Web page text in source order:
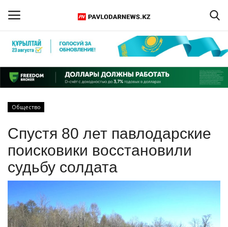
Регистрация
Главная
ПАВЛОДАРСКАЯ ОБЛАСТЬ
КАЗАХСТАН
СПЕЦПРОЕКТЫ
Общество
Спустя 80 лет павлодарские
поисковики восстановили
судьбу солдата